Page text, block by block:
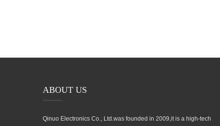
ABOUT US
Qinuo Electronics Co., Ltd.was founded in 2009,it is a high-tech